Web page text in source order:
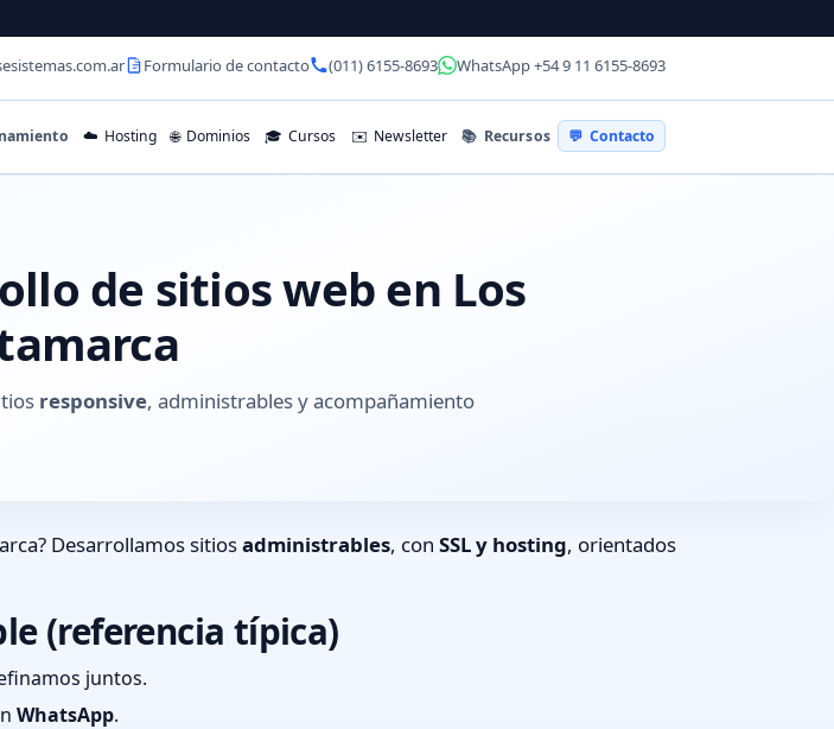
Formulario de contacto (011) 6155-8693 WhatsApp +54 9 11 6155-8693
☁️ Hosting 🌐 Dominios 🎓 Cursos ✉️ Newsletter 📚 Recursos 💬 Contacto
de sitios web en Los
responsive, administrables y acompañamiento
Desarrollamos sitiosadministrables, con SSL y hosting, orientados
(referencia típica)
juntos.
WhatsApp.